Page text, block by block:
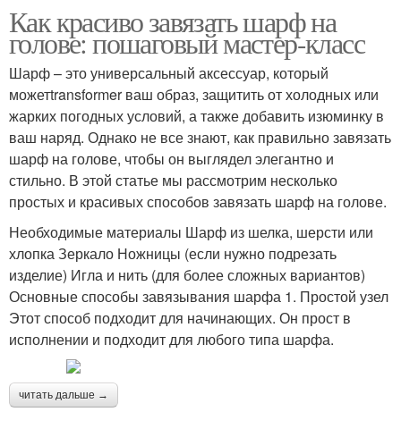
Как красиво завязать шарф на
голове: пошаговый мастер-класс
Шарф – это универсальный аксессуар, который
можетtransformer ваш образ, защитить от холодных или
жарких погодных условий, а также добавить изюминку в
ваш наряд. Однако не все знают, как правильно завязать
шарф на голове, чтобы он выглядел элегантно и
стильно. В этой статье мы рассмотрим несколько
простых и красивых способов завязать шарф на голове.
Необходимые материалы Шарф из шелка, шерсти или
хлопка Зеркало Ножницы (если нужно подрезать
изделие) Игла и нить (для более сложных вариантов)
Основные способы завязывания шарфа 1. Простой узел
Этот способ подходит для начинающих. Он прост в
исполнении и подходит для любого типа шарфа.
читать дальше →